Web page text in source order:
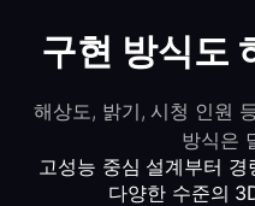
구현 방식도
해상도, 밝기, 시청 인원
방식은
고성능 중심 설계부터
다양한 수준의